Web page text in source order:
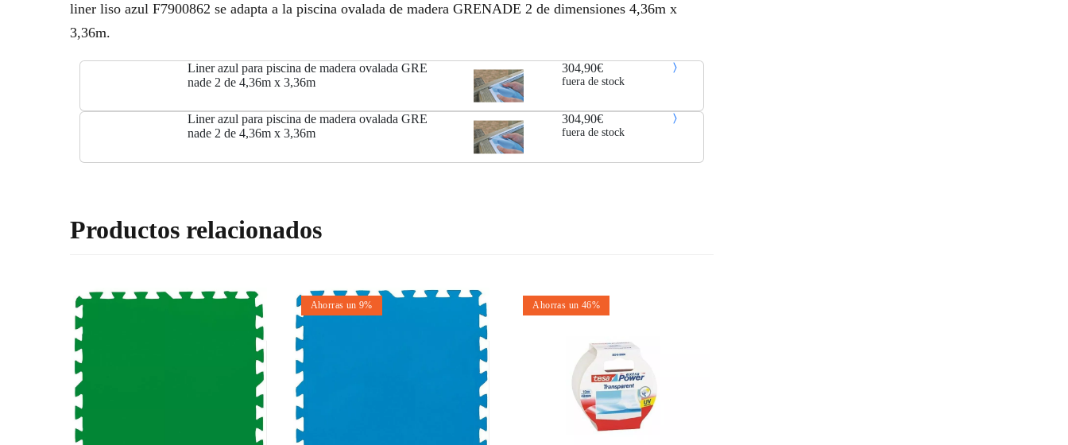
liner liso azul F7900862 se adapta a la piscina ovalada de madera GRENADE 2 de dimensiones 4,36m x
3,36m.
Liner azul para piscina de madera ovalada GRE
nade 2 de 4,36m x 3,36m
304,90€
fuera de stock
Liner azul para piscina de madera ovalada GRE
nade 2 de 4,36m x 3,36m
304,90€
fuera de stock
Productos relacionados
Ahorras un 9% Ahorras un 46%